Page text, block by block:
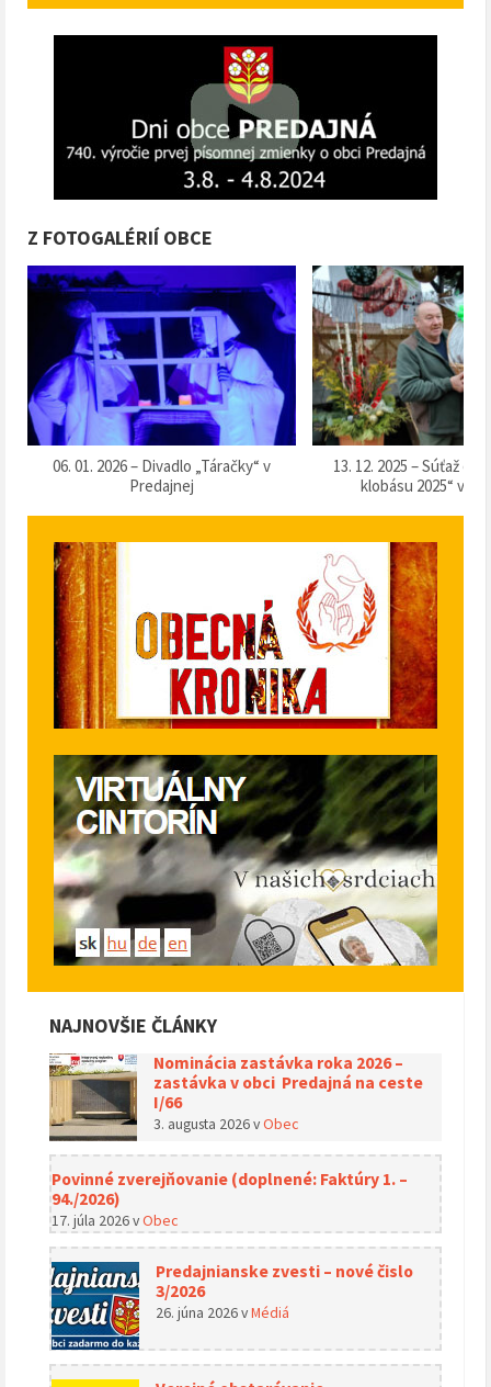
Z FOTOGALÉRIÍ OBCE
06. 01. 2026 – Divadlo „Táračky“ v
Predajnej
13. 12. 2025 – Súťaž o
klobásu 2025“ v
NAJNOVŠIE ČLÁNKY
Nominácia zastávka roka 2026 –
zastávka v obci Predajná na ceste
I/66
3. augusta 2026vObec
Povinné zverejňovanie (doplnené: Faktúry 1. –
94./2026)
17. júla 2026vObec
Predajnianske zvesti – nové čislo
3/2026
26. júna 2026vMédiá